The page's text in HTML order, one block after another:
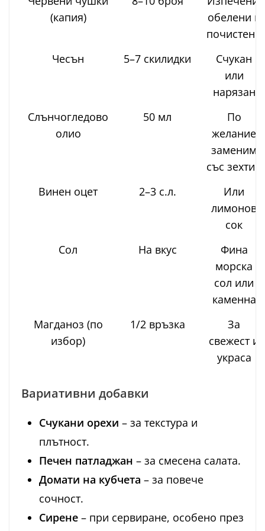
(капия)
обелени и
почистени
Чесън
5–7 скилидки
Счукан
или
нарязан
Слънчогледово
олио
50 мл
По
желание
заменим
със зехтин
Винен оцет
2–3 с.л.
Или
лимонов
сок
Сол
На вкус
Фина
морска
сол или
каменна
Магданоз (по
избор)
1/2 връзка
За
свежест и
украса
Вариативни добавки
Счукани орехи – за текстура и
плътност.
Печен патладжан – за смесена салата.
Домати на кубчета – за повече
сочност.
Сирене – при сервиране, особено през